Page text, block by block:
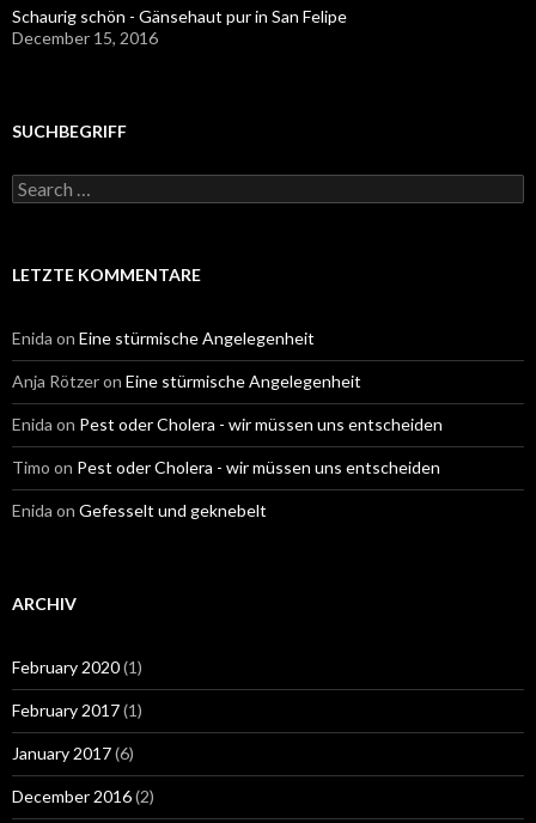
Schaurig schön - Gänsehaut pur in San Felipe
December 15, 2016
SUCHBEGRIFF
Search
for:
LETZTE KOMMENTARE
Enida on Eine stürmische Angelegenheit
Anja Rötzeron Eine stürmische Angelegenheit
Enida on Pest oder Cholera - wir müssen uns entscheiden
Timo on Pest oder Cholera - wir müssen uns entscheiden
Enida on Gefesselt und geknebelt
ARCHIV
February 2020(1)
February 2017(1)
January 2017(6)
December 2016(2)